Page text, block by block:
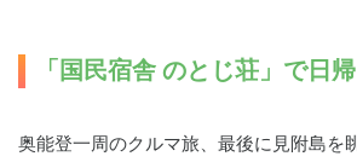
「国民宿舎 のとじ荘」で日
奥能登一周のクルマ旅、最後に見附島を